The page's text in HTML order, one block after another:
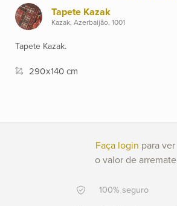
Leilões
R$
Ajuda?
21
Tapete Kazak
Kazak, Azerbaijão, 1001
Tapete Kazak.
290x140 cm
Faça login para ver
o valor de arremate
100% seguro